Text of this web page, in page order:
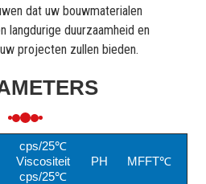
dat uw bouwmaterialen
langdurige duurzaamheid en
projecten zullen bieden.
cps/25℃
Viscositeit
cps/25℃
PH MFFT℃